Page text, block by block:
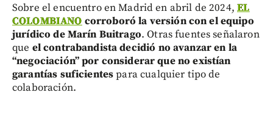
Sobre el encuentro en Madrid en abril de 2024,EL
COLOMBIANO corroboró la versión con el equipo
jurídico de Marín Buitrago. Otras fuentes señalaron
que el contrabandista decidió no avanzar en la
“negociación” por considerar que no existían
garantías suficientespara cualquier tipo de
colaboración.